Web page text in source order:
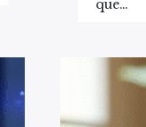
que…